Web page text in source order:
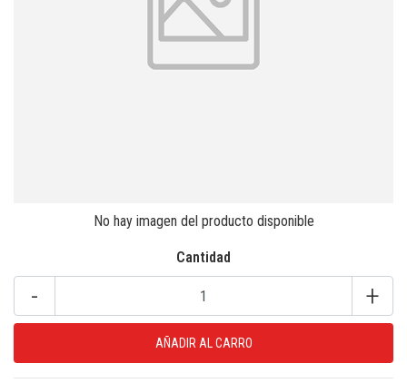
No hay imagen del producto disponible
Cantidad
+
-